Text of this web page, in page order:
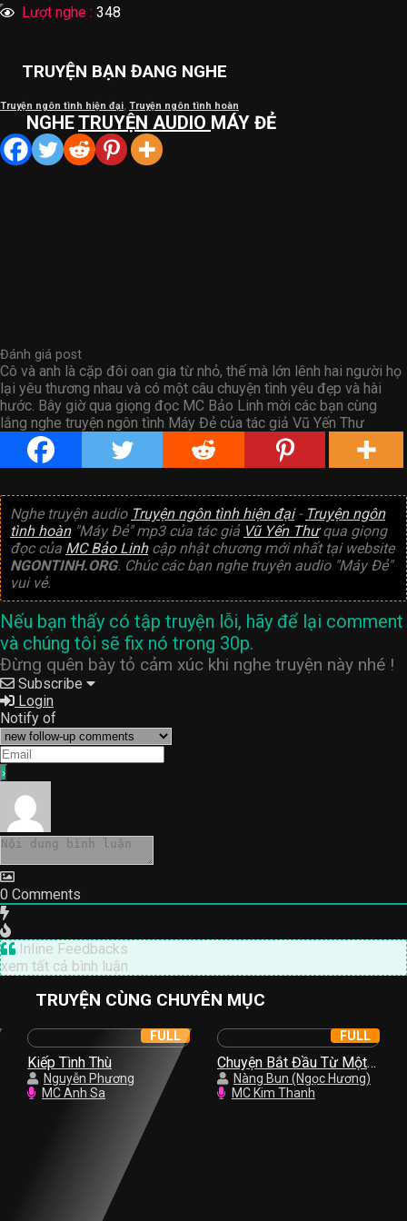
Lượt nghe : 348
TRUYỆN BẠN ĐANG NGHE
Truyện ngôn tình hiện đại, Truyện ngôn tình hoàn
NGHETRUYỆN AUDIO MÁY ĐẺ
Đánh giá post
Cô và anh là cặp đôi oan gia từ nhỏ, thế mà lớn lênh hai người họ
lại yêu thương nhau và có một câu chuyện tình yêu đẹp và hài
hước. Bây giờ qua giọng đọc MC Bảo Linh mời các bạn cùng
lắng nghe truyện ngôn tình Máy Đẻ của tác giả Vũ Yến Thư
Nghe truyện audio Truyện ngôn tình hiện đại- Truyện ngôn
tình hoàn"Máy Đẻ" mp3 của tác giả Vũ Yến Thưqua giọng
đọc của MC Bảo Linhcập nhật chương mới nhất tại website
NGONTINH.ORG. Chúc các bạn nghe truyện audio "Máy Đẻ"
vui vẻ.
Nếu bạn thấy có tập truyện lỗi, hãy để lại comment
và chúng tôi sẽ fix nó trong 30p.
Đừng quên bày tỏ cảm xúc khi nghe truyện này nhé !
Subscribe
Login
Notify of
0 Comments
Inline Feedbacks
xem tất cả bình luận
TRUYỆN CÙNG CHUYÊN MỤC
Kiếp Tình Thù
Nguyễn Phương
MC Anh Sa
FULL
Chuyện Bắt Đầu Từ Một
Nụ Hồng
Nàng Bun (Ngọc Hương)
MC Kim Thanh
FULL